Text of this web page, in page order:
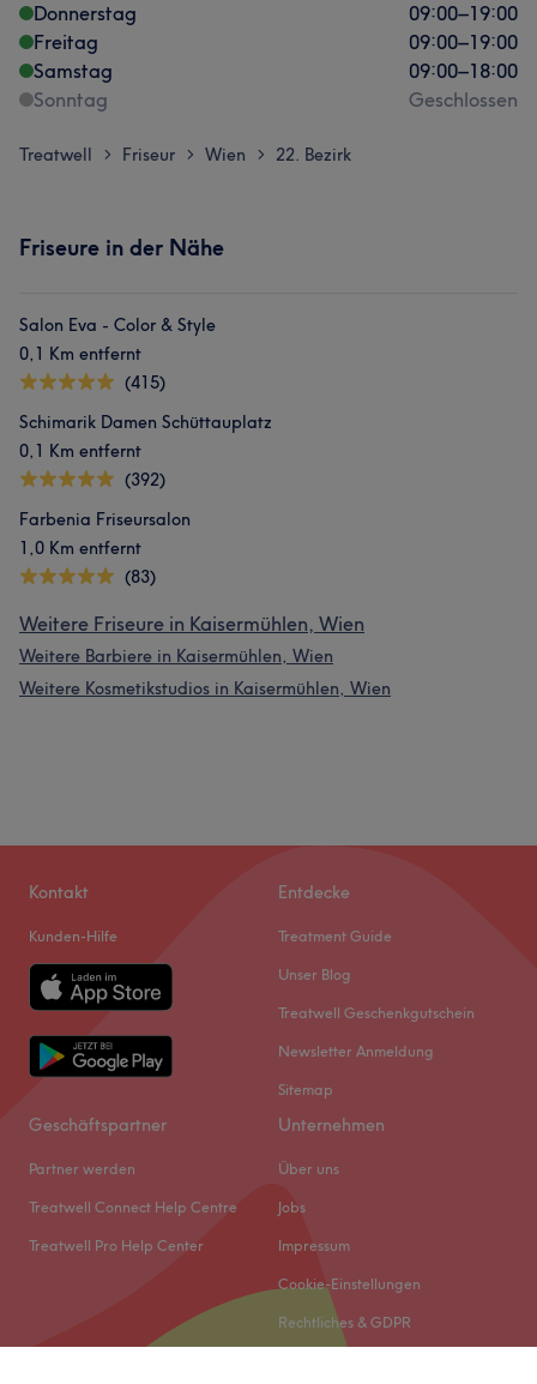
Donnerstag
09:00–19:00
Freitag
09:00–19:00
Samstag
09:00–18:00
Sonntag
Geschlossen
Treatwell > Friseur > Wien > 22. Bezirk
Friseure in der Nähe
Salon Eva - Color & Style
0,1 Km entfernt
(415)
Schimarik Damen Schüttauplatz
0,1 Km entfernt
(392)
Farbenia Friseursalon
1,0 Km entfernt
(83)
Weitere Friseure in Kaisermühlen, Wien
Weitere Barbiere in Kaisermühlen, Wien
Weitere Kosmetikstudios in Kaisermühlen, Wien
Kontakt
Kunden-Hilfe
Entdecke
Treatment Guide
Unser Blog
Treatwell Geschenkgutschein
Newsletter Anmeldung
Sitemap
Geschäftspartner
Partner werden
Treatwell Connect Help Centre
Treatwell Pro Help Center
Unternehmen
Über uns
Jobs
Impressum
Cookie-Einstellungen
Rechtliches & GDPR